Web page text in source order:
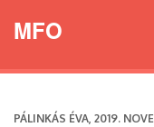
MFO
PÁLINKÁS ÉVA, 2019.